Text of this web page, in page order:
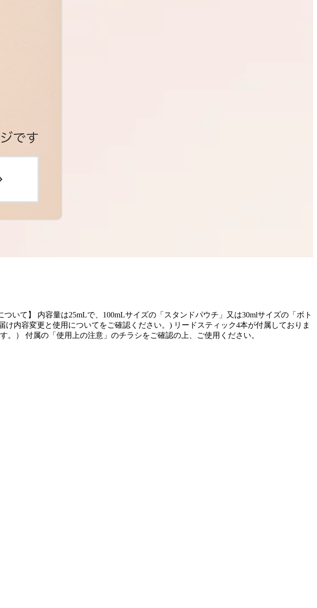
いて】 内容量は25mLで、100mLサイズの「スタンドパウチ」又は30mlサイズの「ボト
内容変更と使用についてをご確認ください。) リードスティック4本が付属しておりま
） 付属の「使用上の注意」のチラシをご確認の上、ご使用ください。